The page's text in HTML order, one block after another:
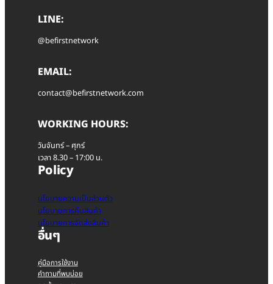
LINE:
@befirstnetwork
EMAIL:
contact@befirstnetwork.com
WORKING HOURS:
วันจันทร์ – ศุกร์
เวลา 8.30 – 17:00 น.
Policy
นโยบายความเป็นส่วนตัว
นโยบายการคืนสินค้า
นโยบายการจัดส่งสินค้า
อื่นๆ
คู่มือการใช้งาน
คำถามที่พบบ่อย